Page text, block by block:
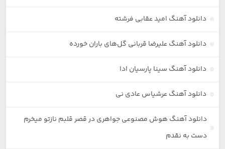
دانلود آهنگ امید عقابی فرشته
دانلود آهنگ علیرضا قربانی گل‌های باران خورده
دانلود آهنگ سینا پارسیان ادا
دانلود آهنگ عرشیاس عادی نی
دانلود آهنگ هوش مصنوعی جواهری در قصر قلبم نازتو میخرم
دست به نقدم